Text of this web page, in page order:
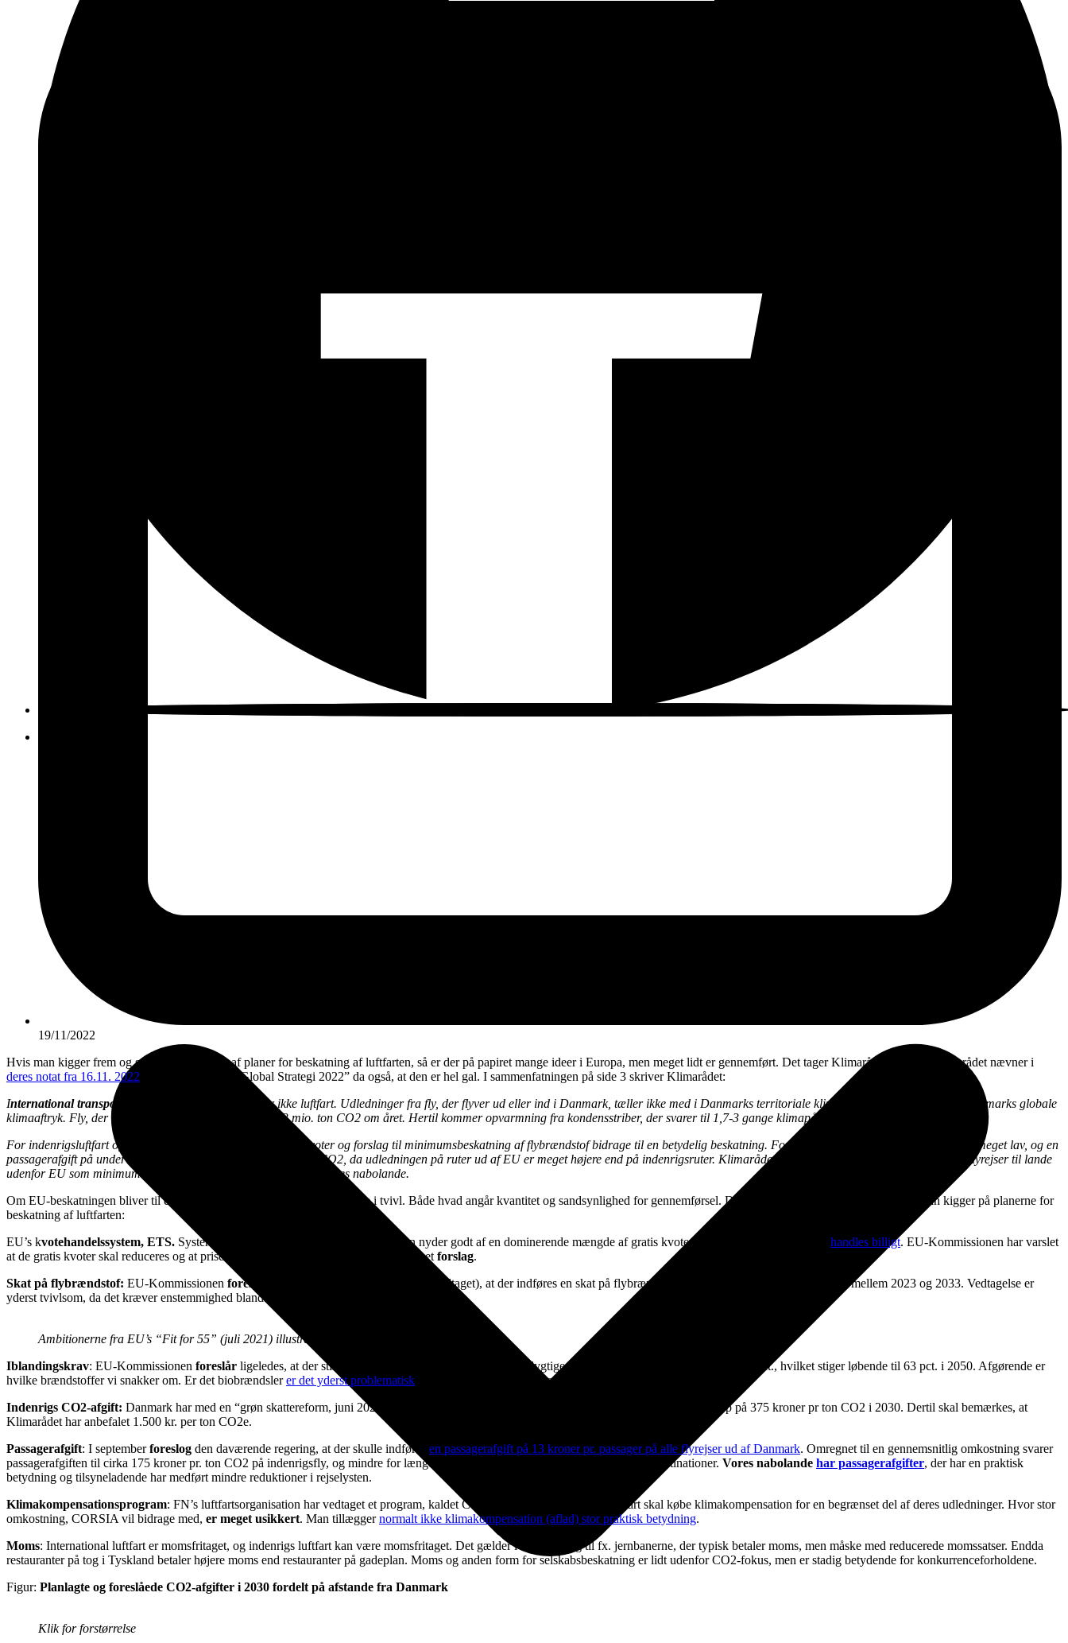
19/11/2022
Hvis man kigger frem og ser hvad der ligger af planer for beskatning af luftfarten, så er der på papiret mange ideer i Europa, men meget lidt er gennemført. Det tager Klimarådet fat i, og Klimarådet nævner i
deres notat fra 16.11. 2022 “Kommentering af Global Strategi 2022” da også, at den er hel gal. I sammenfatningen på side 3 skriver Klimarådet:
International transport:
Den globale strategi nævner ikke luftfart. Udledninger fra fly, der flyver ud eller ind i Danmark, tæller ikke med i Danmarks territoriale klimaregnskab, men påvirker Danmarks globale
klimaaftryk. Fly, der letter fra Danmark, udleder cirka 3 mio. ton CO2 om året. Hertil kommer opvarmning fra kondensstriber, der svarer til 1,7-3 gange klimapåvirkningen af CO2.
For indenrigsluftfart og luftfart til EU-destinationer vil EU-kvoter og forslag til minimumsbeskatning af flybrændstof bidrage til en betydelig beskatning. For rejser ud af EU er CO2e-betalingen meget lav, og en
passagerafgift på under 20 kr. er en meget lav betaling pr. ton CO2, da udledningen på ruter ud af EU er meget højere end på indenrigsruter. Klimarådet anbefaler derfor en passagerafgift på flyrejser til lande
udenfor EU som minimum på niveau med passagerafgifterne i vores nabolande.
Om EU-beskatningen bliver til en “betydelig beskatning” kan man drage i tvivl. Både hvad angår kvantitet og sandsynlighed for gennemførsel. Der er rigtig mange fugle på taget, når man kigger på planerne for
beskatning af luftfarten:
EU’s kvotehandelssystem, ETS. Systemet fungerer den dag i dag, men luftfarten nyder godt af en dominerende mængde af gratis kvoter, og de kvoter, der handles, handles billigt. EU-Kommissionen har varslet
at de gratis kvoter skal reduceres og at prisen på kvoter skal øges. Det er dog stadig et forslag.
Skat på flybrændstof: EU-Kommissionen foreslår
(fremsat sommeren 2021 – ikke vedtaget), at der indføres en skat på flybrændstof, som stiger fra 0 til 10,75 € pr. GJ mellem 2023 og 2033. Vedtagelse er
yderst tvivlsom, da det kræver enstemmighed blandt medlemslandene.
Ambitionerne fra EU’s “Fit for 55” (juli 2021) illustreret af Green Power Danmark.
Iblandingskrav: EU-Kommissionen foreslår ligeledes, at der stilles krav om iblanding af såkaldte bæredygtige flybrændstoffer startende i 2025 på 2 pct., hvilket stiger løbende til 63 pct. i 2050. Afgørende er
hvilke brændstoffer vi snakker om. Er det biobrændslerer det yderst problematisk . Er det Power to X er det enormt energikrævende.
Indenrigs CO2-afgift: Danmark har med en “grøn skattereform, juni 2022”
, som kommer op på 375 kroner pr ton CO2 i 2030. Dertil skal bemærkes, at
Klimarådet har anbefalet 1.500 kr. per ton CO2e.
Passagerafgift: I septemberforeslog den daværende regering, at der skulle indføres en passagerafgift på 13 kroner pr. passager på alle flyrejser ud af Danmark. Omregnet til en gennemsnitlig omkostning svarer
passagerafgiften til cirka 175 kroner pr. ton CO2 på indenrigsfly, og mindre for længere rejser til EU-destinationer og til ikke-EU-destinationer. Vores nabolande har passagerafgifter, der har en praktisk
betydning og tilsyneladende har medført mindre reduktioner i rejselysten.
Klimakompensationsprogram: FN’s luftfartsorganisation har vedtaget et program, kaldet CORSIA, hvor international luftfart skal købe klimakompensation for en begrænset del af deres udledninger. Hvor stor
omkostning, CORSIA vil bidrage med, er meget usikkert. Man tillæggernormalt ikke klimakompensation (aflad) stor praktisk betydning.
Moms: International luftfart er momsfritaget, og indenrigs luftfart kan være momsfritaget. Det gælder i modsætning til fx. jernbanerne, der typisk betaler moms, men måske med reducerede momssatser. Endda
restauranter på tog i Tyskland betaler højere moms end restauranter på gadeplan. Moms og anden form for selskabsbeskatning er lidt udenfor CO2-fokus, men er stadig betydende for konkurrenceforholdene.
Figur: Planlagte og foreslåede CO2-afgifter i 2030 fordelt på afstande fra Danmark
Klik for forstørrelse